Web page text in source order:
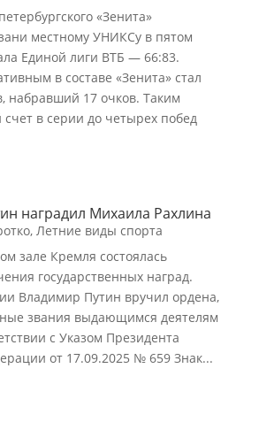
«Зенита»
местному УНИКСу в пятом
Единой лиги ВТБ — 66:83.
в составе «Зенита» стал
набравший 17 очков. Таким
в серии до четырех побед
наградил Михаила Рахлина
, Летние виды спорта
зале Кремля состоялась
государственных наград.
Владимир Путин вручил ордена,
звания выдающимся деятелям
с Указом Президента
от 17.09.2025 № 659 Знак...